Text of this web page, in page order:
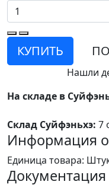
КУПИТЬ
Нашли
На складе в
Склад Суйфэньхэ: 7
Информация
Единица товара:
Документация